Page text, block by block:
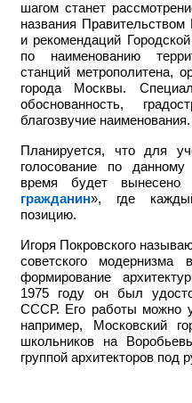
шагом станет
названия
и рекомендаций
по наименованию
станций метрополитена,
города Москвы.
обоснованность,
благозвучие наименования.
Планируется, что для
голосование по
время будет
гражданин», где
позицию.
Игоря Покровского
советского
формирование
1975 году он был
СССР. Его работы можно
например,
Московский
школьников на
группой архитекторов под